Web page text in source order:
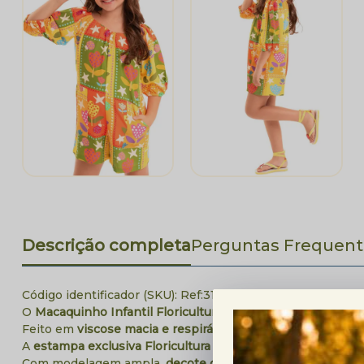
Descrição completaPerguntas
Código identificador (SKU): Ref:31874132
O Macaquinho Infantil Floricultura Luluiné um convite à
Feito em viscose macia e respirável
, é ideal para os dias
A estampa exclusiva Floriculturatraz um toque de cor e